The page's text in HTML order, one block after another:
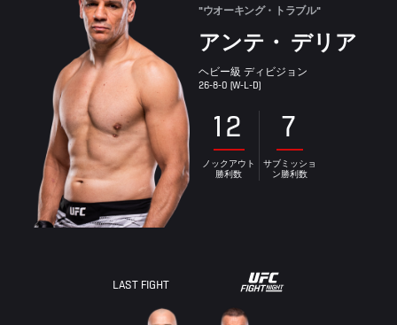
"ウオーキング・トラブル"
アンテ・ デリア
ヘビー級 ディビジョン
26-8-0 (W-L-D)
12
ノックアウト
勝利数
7
サブミッショ
ン勝利数
LAST FIGHT